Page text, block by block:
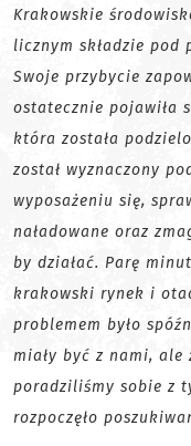
Krakowskie
licznym składzie pod
Swoje przybycie
ostatecznie pojawiła
która została
został wyznaczony
wyposażeniu się,
naładowane oraz
by działać. Parę
krakowski rynek i
problemem było
miały być z nami,
poradziliśmy sobie z
rozpoczęło